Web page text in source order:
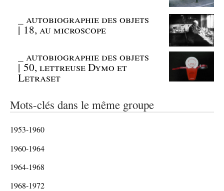
_autobiographie des objets
| 18, au microscope
_autobiographie des objets
| 50, lettreuse Dymo et
Letraset
Mots-clés dans le même groupe
1953-1960
1960-1964
1964-1968
1968-1972